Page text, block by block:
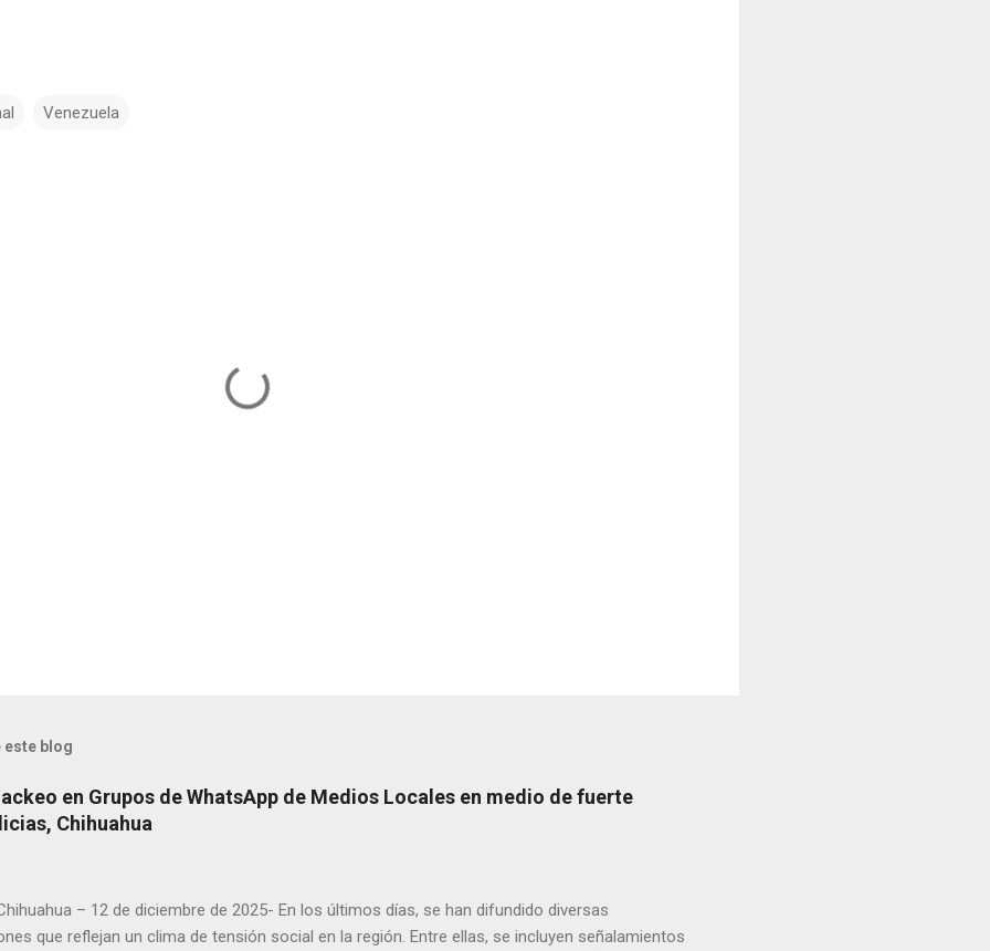
Venezuela
este blog
en Grupos de WhatsApp de Medios Locales en medio de fuerte
Chihuahua
– 12 de diciembre de 2025- En los últimos días, se han difundido diversas
que reflejan un clima de tensión social en la región. Entre ellas, se incluyen señalamientos